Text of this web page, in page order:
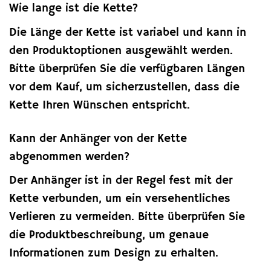
Wie lange ist die Kette?
Die Länge der Kette ist variabel und kann in
den Produktoptionen ausgewählt werden.
Bitte überprüfen Sie die verfügbaren Längen
vor dem Kauf, um sicherzustellen, dass die
Kette Ihren Wünschen entspricht.
Kann der Anhänger von der Kette
abgenommen werden?
Der Anhänger ist in der Regel fest mit der
Kette verbunden, um ein versehentliches
Verlieren zu vermeiden. Bitte überprüfen Sie
die Produktbeschreibung, um genaue
Informationen zum Design zu erhalten.